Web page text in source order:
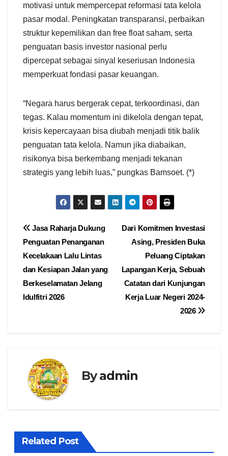
motivasi untuk mempercepat reformasi tata kelola
pasar modal. Peningkatan transparansi, perbaikan
struktur kepemilikan dan free float saham, serta
penguatan basis investor nasional perlu
dipercepat sebagai sinyal keseriusan Indonesia
memperkuat fondasi pasar keuangan.
“Negara harus bergerak cepat, terkoordinasi, dan
tegas. Kalau momentum ini dikelola dengan tepat,
krisis kepercayaan bisa diubah menjadi titik balik
penguatan tata kelola. Namun jika diabaikan,
risikonya bisa berkembang menjadi tekanan
strategis yang lebih luas,” pungkas Bamsoet. (*)
Navigasi
pos
Dari Komitmen Investasi
Asing, Presiden Buka
Peluang Ciptakan
Lapangan Kerja, Sebuah
Catatan dari Kunjungan
Kerja Luar Negeri 2024-
2026
Jasa Raharja Dukung
Penguatan Penanganan
Kecelakaan Lalu Lintas
dan Kesiapan Jalan yang
Berkeselamatan Jelang
Idulfitri 2026
Byadmin
Related Post